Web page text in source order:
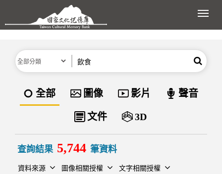
跳到主要內容區塊
展
分類 搜尋
資料類型
全部 圖像 影片 聲音
文件 3D
查詢結果 5,744 筆資料
資料來源 圖像相關授權 文字相關授權